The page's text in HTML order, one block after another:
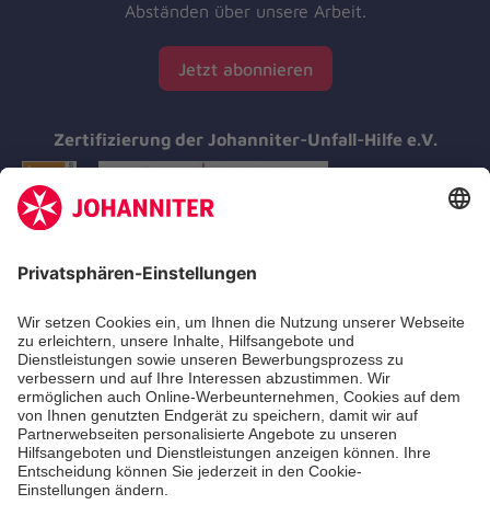
Abständen über unsere Arbeit.
Jetzt abonnieren
Zertifizierung der Johanniter-Unfall-Hilfe e.V.
Aus- & Fortbildungen
Erste-Hilfe-Kurse
Jobs & Ehrenamt
Freiwilligendienst